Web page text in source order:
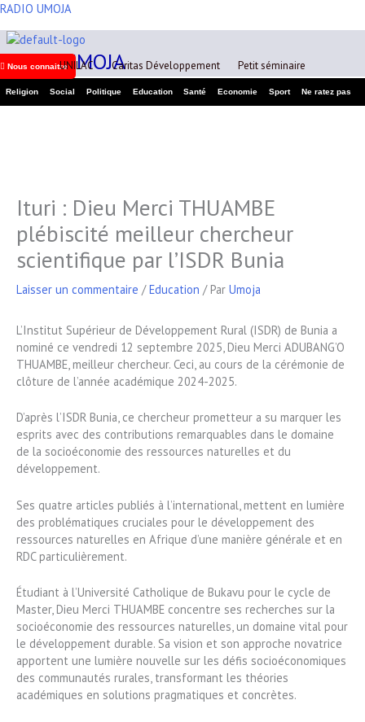
Aller
contenu
RADIO UMOJA
RADIO UMOJA
Nous connaitreUNILAC Caritas Développement Petit séminaire
Religion Social Politique Education Santé Economie Sport Ne ratez pas
Ituri : Dieu Merci THUAMBE
plébiscité meilleur chercheur
scientifique par l’ISDR Bunia
Laisser un commentaire /Education / Par Umoja
L’Institut Supérieur de Développement Rural (ISDR) de Bunia a
nominé ce vendredi 12 septembre 2025, Dieu Merci ADUBANG’O
THUAMBE, meilleur chercheur. Ceci, au cours de la cérémonie de
clôture de l’année académique 2024-2025.
D’après l’ISDR Bunia, ce chercheur prometteur a su marquer les
esprits avec des contributions remarquables dans le domaine
de la socioéconomie des ressources naturelles et du
développement.
Ses quatre articles publiés à l’international, mettent en lumière
des problématiques cruciales pour le développement des
ressources naturelles en Afrique d’une manière générale et en
RDC particulièrement.
Étudiant à l’Université Catholique de Bukavu pour le cycle de
Master, Dieu Merci THUAMBE concentre ses recherches sur la
socioéconomie des ressources naturelles, un domaine vital pour
le développement durable. Sa vision et son approche novatrice
apportent une lumière nouvelle sur les défis socioéconomiques
des communautés rurales, transformant les théories
académiques en solutions pragmatiques et concrètes.
A
r
c
h
i